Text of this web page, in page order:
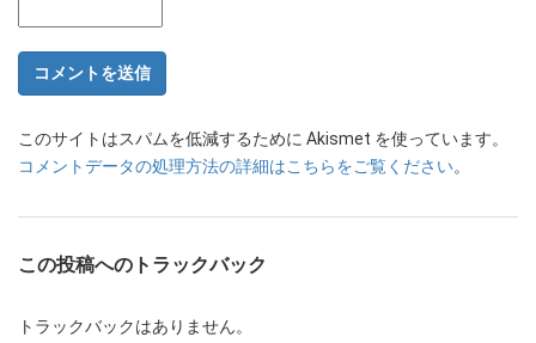
このサイトはスパムを低減するために Akismet を使っています。
コメントデータの処理方法の詳細はこちらをご覧ください。
この投稿へのトラックバック
トラックバックはありません。